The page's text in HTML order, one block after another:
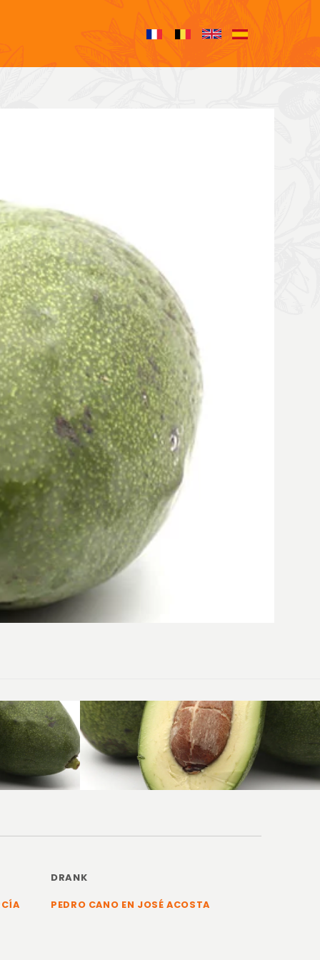
DRANK
PEDRO CANO EN JOSÉ ACOSTA